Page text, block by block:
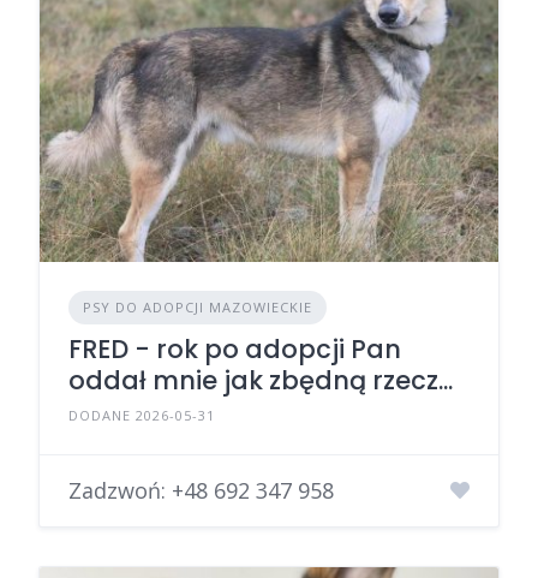
PSY DO ADOPCJI MAZOWIECKIE
FRED - rok po adopcji Pan
oddał mnie jak zbędną rzecz...
DODANE 2026-05-31
Zadzwoń: +48 692 347 958